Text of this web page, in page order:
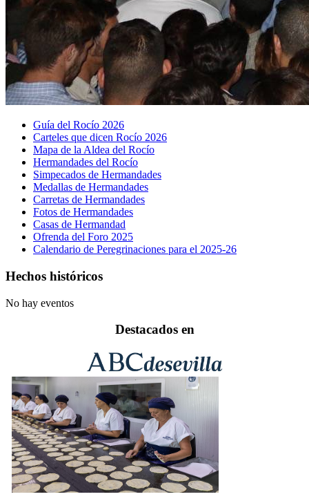
Guía del Rocío 2026
Carteles que dicen Rocío 2026
Mapa de la Aldea del Rocío
Hermandades del Rocío
Simpecados de Hermandades
Medallas de Hermandades
Carretas de Hermandades
Fotos de Hermandades
Casas de Hermandad
Ofrenda del Foro 2025
Calendario de Peregrinaciones para el 2025-26
Hechos históricos
No hay eventos
Destacados en